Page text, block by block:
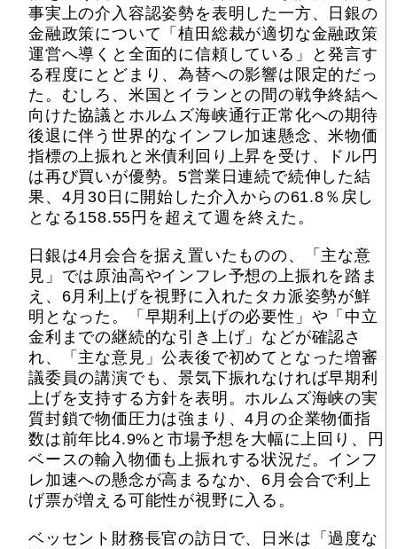
事実上の介入容認姿勢を表明した一方、日銀の
金融政策について「植田総裁が適切な金融政策
運営へ導くと全面的に信頼している」と発言す
る程度にとどまり、為替への影響は限定的だっ
た。むしろ、米国とイランとの間の戦争終結へ
向けた協議とホルムズ海峡通行正常化への期待
後退に伴う世界的なインフレ加速懸念、米物価
指標の上振れと米債利回り上昇を受け、ドル円
は再び買いが優勢。5営業日連続で続伸した結
果、4月30日に開始した介入からの61.8％戻し
となる158.55円を超えて週を終えた。
日銀は4月会合を据え置いたものの、「主な意
見」では原油高やインフレ予想の上振れを踏ま
え、6月利上げを視野に入れたタカ派姿勢が鮮
明となった。「早期利上げの必要性」や「中立
金利までの継続的な引き上げ」などが確認さ
れ、「主な意見」公表後で初めてとなった増審
議委員の講演でも、景気下振れなければ早期利
上げを支持する方針を表明。ホルムズ海峡の実
質封鎖で物価圧力は強まり、4月の企業物価指
数は前年比4.9%と市場予想を大幅に上回り、円
ベースの輸入物価も上振れする状況だ。インフ
レ加速への懸念が高まるなか、6月会合で利上
げ票が増える可能性が視野に入る。
ベッセント財務長官の訪日で、日米は「過度な